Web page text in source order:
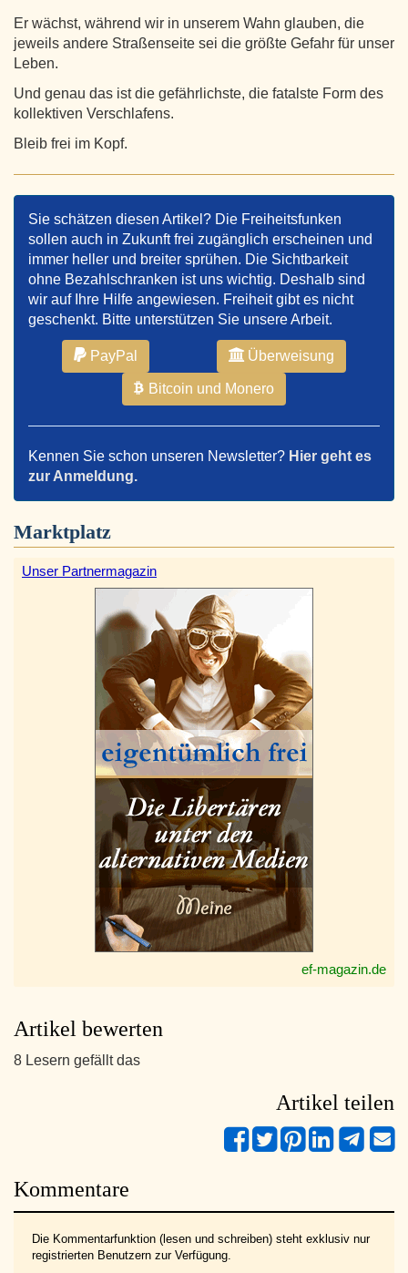
Er wächst, während wir in unserem Wahn glauben, die
jeweils andere Straßenseite sei die größte Gefahr für unser
Leben.
Und genau das ist die gefährlichste, die fatalste Form des
kollektiven Verschlafens.
Bleib frei im Kopf.
Sie schätzen diesen Artikel? Die Freiheitsfunken
sollen auch in Zukunft frei zugänglich erscheinen und
immer heller und breiter sprühen. Die Sichtbarkeit
ohne Bezahlschranken ist uns wichtig. Deshalb sind
wir auf Ihre Hilfe angewiesen. Freiheit gibt es nicht
geschenkt. Bitte unterstützen Sie unsere Arbeit.
PayPal Überweisung
Bitcoin und Monero
Kennen Sie schon unseren Newsletter? Hier geht es
zur Anmeldung.
Marktplatz
Unser Partnermagazin
ef-magazin.de
Artikel bewerten
8 Lesern gefällt das
Artikel teilen
Kommentare
Die Kommentarfunktion (lesen und schreiben) steht exklusiv nur
registrierten Benutzern zur Verfügung.